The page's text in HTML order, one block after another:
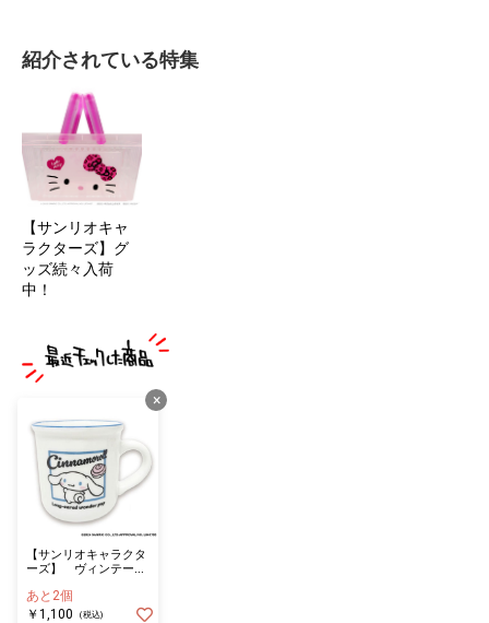
紹介されている特集
【サンリオキャ
ラクターズ】グ
ッズ続々入荷
中！
×
【サンリオキャラクタ
ーズ】 ヴィンテージ
グカップ シナモロー
ル
あと2個
￥1,100
(税込)